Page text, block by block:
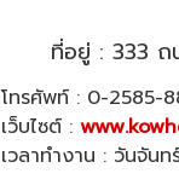
ที่อยู่ : 333 ถ
โทรศัพท์ : 0-2585-
เว็บไซต์ :
เวลาทำงาน : วันจัน